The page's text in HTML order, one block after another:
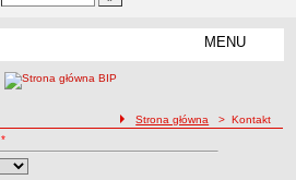
MENU
ścieżka nawigacji
Strona główna > Kontakt
*